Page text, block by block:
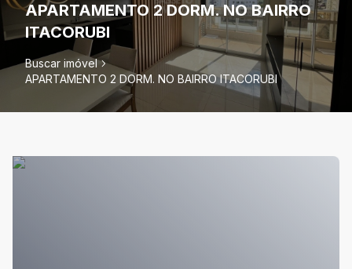
APARTAMENTO 2 DORM. NO BAIRRO
ITACORUBI
Buscar imóvel
APARTAMENTO 2 DORM. NO BAIRRO ITACORUBI